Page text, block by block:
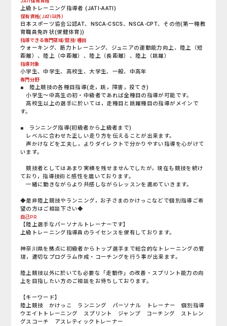
上級トレーニング指導者 (JATI-AATI)
保有資格(JATI以外）
日本スポーツ協会公認AT、NSCA-CSCS、NSCA-CPT、その他(第一種教
育職員免許状(保健体育))
指導できる専門領域/競技/種目
ウォーキング、筋力トレーニング、ジュニアの運動能力向上、陸上（短
距離）、陸上（中距離）、陸上（長距離）、陸上（跳躍）
指導対象
小学生、中学生、高校生、大学生、一般、中高年
専門分野
■ 陸上競技の各種目指導(走，跳，障害，投てき)
小学生～中高生の初・中級者であれば全種目の指導が可能です。
高校生以上の選手に於いては，走種目と跳躍種目の指導がメインで
す。
■ ランニング指導(初級者から上級者まで)
レベルに合わせた正しい走り方を伝えることが出来ます。
声かけなどを工夫し，よりダイレクトで分かりやすい指導を心がけて
います。
競技者としてはあまり実績を残せませんでしたが，現在も競技を続け
ており，指導技術と感性を磨いております。
一緒に動きながらより共感しながらレッスンを進めていきます。
◆是非陸上競技やランニング，お子さまのかけっこなどで個別指導ご希
望の方はご相談下さい◆
自己PR
【陸上選手なパーソナルトレーナーです】
上級トレーニング指導員のライセンスを保有しております。
神奈川県を拠点に初級者からトップ選手まで総合的なトレーニングの管
理，適切なプログラム作成・コーチングを行う事が出来ます。
陸上競技以外に於いても必要な「走動作」の改善・スプリント能力の向
上を目指したい方のご相談をお待ちしております。
【キーワード】
陸上競技 かけっこ ランニング パーソナル トレーナー 個別指導
ウエイトトレーニング スプリント ジャンプ コーチング ストレン
グスコーチ アスレティックトレーナー